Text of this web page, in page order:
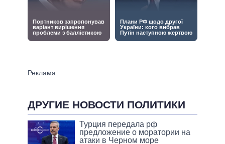
ДРУГИЕ НОВОСТИ ПОЛИТИКИ
Турция передала рф
предложение о моратории на
атаки в Черном море